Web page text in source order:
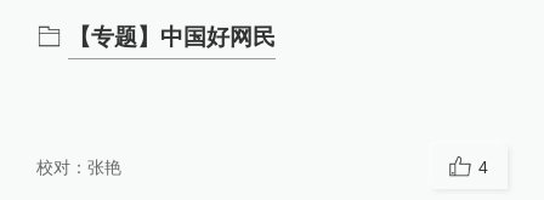
【专题】中国好网民
校对： 张艳 4